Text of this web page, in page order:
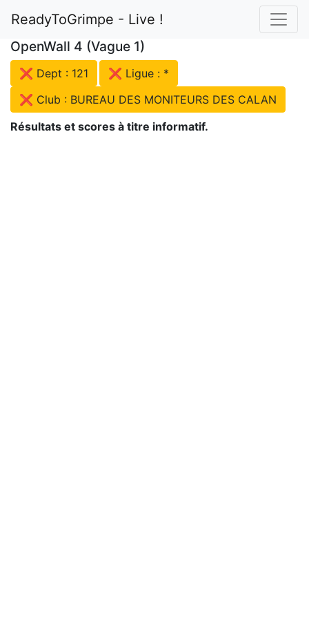
ReadyToGrimpe - Live !
OpenWall 4 (Vague 1)
❌ Dept : 121
❌ Ligue : *
❌ Club : BUREAU DES MONITEURS DES CALAN
Résultats et scores à titre informatif.